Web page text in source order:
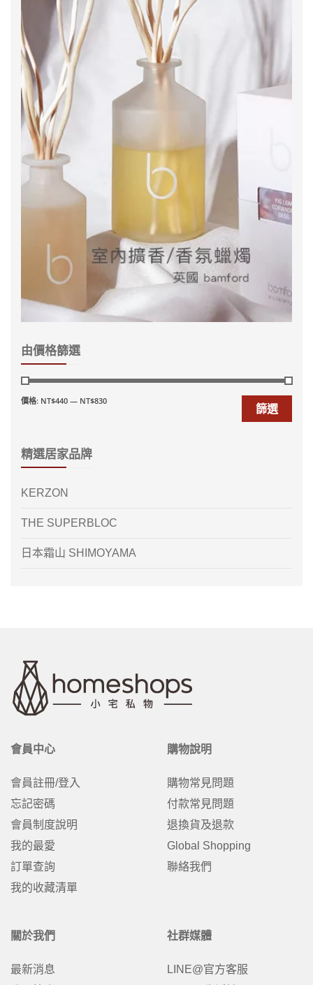
由價格篩選
篩選
價格: NT$440 — NT$830
精選居家品牌
KERZON
THE SUPERBLOC
日本霜山 SHIMOYAMA
會員中心
會員註冊/登入
忘記密碼
會員制度說明
我的最愛
訂單查詢
我的收藏清單
購物說明
購物常見問題
付款常見問題
退換貨及退款
Global Shopping
聯絡我們
關於我們
最新消息
社群媒體
LINE@官方客服